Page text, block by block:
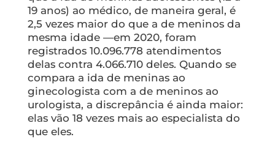
19 anos) ao médico, de maneira geral, é
2,5 vezes maior do que a de meninos da
mesma idade —em 2020, foram
registrados 10.096.778 atendimentos
delas contra 4.066.710 deles. Quando se
compara a ida de meninas ao
ginecologista com a de meninos ao
urologista, a discrepância é ainda maior:
elas vão 18 vezes mais ao especialista do
que eles.